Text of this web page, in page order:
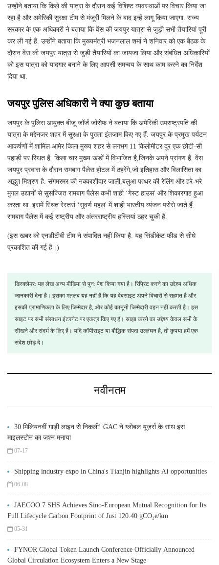
उन्होंने बताया कि किले की यात्रा के दौरान कई विशिष्ट व्यवस्थाओं पर विचार किया जा
रहा है और अमेरिकी सुरक्षा टीम से मंजूरी मिलने के बाद इन्हें लागू किया जाएगा. राज्य
सरकार के एक अधिकारी ने बताया कि वेंस की जयपुर यात्रा से जुड़ी सभी तैयारियां पूरी
कर ली गई हैं. उन्होंने बताया कि मुख्यमंत्री भजनलाल शर्मा ने शनिवार को एक बैठक के
दौरान वेंस की जयपुर यात्रा से जुड़ी तैयारियों का जायजा लिया और संबंधित अधिकारियों
को इस यात्रा को यादगार बनाने के लिए आपसी समन्वय के साथ काम करने का निर्देश
दिया था.
जयपुर पुलिस अधिकारी ने क्या कुछ बताया
जयपुर के पुलिस आयुक्त बीजू जॉर्ज जोसेफ ने बताया कि अमेरिकी उपराष्ट्रपति की
यात्रा के मद्देनजर शहर में सुरक्षा के पुख्ता इंतजाम किए गए हैं. जयपुर के प्रमुख पर्यटन
आकर्षणों में शामिल आमेर किला मुख्य शहर से लगभग 11 किलोमीटर दूर एक छोटी-सी
पहाड़ी पर स्थित है. किला चार मुख्य खंडों में विभाजित है,जिनके अपने प्रांगण हैं. वेंस
जयपुर प्रवास के दौरान रामबाग पैलेस होटल में ठहरेंगे,जो इतिहास और विलासिता का
अद्भुत मिश्रण है. संगमरमर की नक्काशीदार जाली,बलुआ पत्थर की रेलिंग और हरे-भरे
मुगल उद्यानों से सुसज्जित रामबाग पैलेस कभी शाही ‘गेस्ट हाउस' और शिकारगाह हुआ
करता था. इसमें स्थित रेस्तरां ‘सुवर्ण महल' में शाही भारतीय व्यंजन परोसे जाते हैं.
रामबाग पैलेस में कई राष्ट्रीय और अंतरराष्ट्रीय हस्तियां ठहर चुकी हैं.
(इस खबर को एनडीटीवी टीम ने संपादित नहीं किया है. यह सिंडीकेट फीड से सीधे
प्रकाशित की गई है।)
डिस्क्लेमर: यह लेख अन्य मीडिया से पुन: पेश किया गया है। रिप्रिंट करने का उद्देश्य अधिक
जानकारी देना है। इसका मतलब यह नहीं है कि यह वेबसाइट अपने विचारों से सहमत है और
इसकी प्रामाणिकता के लिए जिम्मेदार है, और कोई कानूनी जिम्मेदारी वहन नहीं करती है। इस
साइट पर सभी संसाधन इंटरनेट पर एकत्र किए गए हैं। साझा करने का उद्देश्य केवल सभी के
सीखने और संदर्भ के लिए है। यदि कॉपीराइट या बौद्धिक संपदा उल्लंघन है, तो कृपया हमें एक
संदेश छोड़ दें।
नवीनतम
30 मिलियनवीं गाड़ी लाइन से निकली! GAC ने ग्लोबल यूज़र्स के साथ इस
माइलस्टोन का जश्न मनाया
07-17
Shipping industry expo in China's Tianjin highlights AI opportunities
06-08
JAECOO 7 SHS Achieves Sino-European Mutual Recognition for Its
Full Lifecycle Carbon Footprint of Just 120.40 gCO₂e/km
05-31
FYNOR Global Token Launch Conference Officially Announced
Global Circulation Ecosystem Enters a New Stage